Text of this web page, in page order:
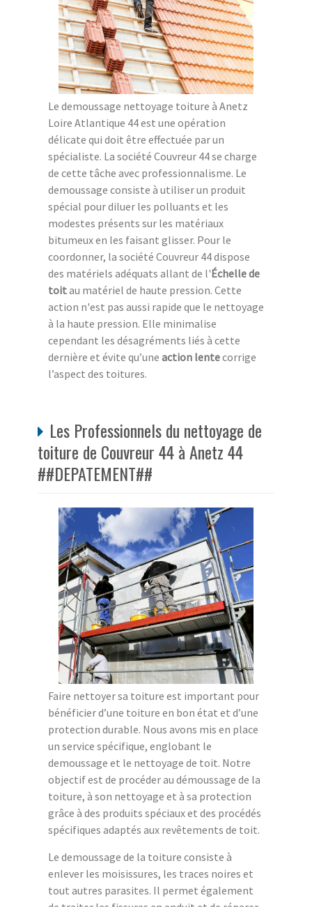
Le demoussage nettoyage toiture à Anetz
Loire Atlantique 44 est une opération
délicate qui doit être effectuée par un
spécialiste. La société Couvreur 44 se charge
de cette tâche avec professionnalisme. Le
demoussage consiste à utiliser un produit
spécial pour diluer les polluants et les
modestes présents sur les matériaux
bitumeux en les faisant glisser. Pour le
coordonner, la société Couvreur 44 dispose
des matériels adéquats allant de l'Échelle de
toitau matériel de haute pression. Cette
action n'est pas aussi rapide que le nettoyage
à la haute pression. Elle minimalise
cependant les désagréments liés à cette
dernière et évite qu’une action lentecorrige
l’aspect des toitures.
Les Professionnels du nettoyage de
toiture de Couvreur 44 à Anetz 44
##DEPATEMENT##
Faire nettoyer sa toiture est important pour
bénéficier d’une toiture en bon état et d’une
protection durable. Nous avons mis en place
un service spécifique, englobant le
demoussage et le nettoyage de toit. Notre
objectif est de procéder au démoussage de la
toiture, à son nettoyage et à sa protection
grâce à des produits spéciaux et des procédés
spécifiques adaptés aux revêtements de toit.
Le demoussage de la toiture consiste à
enlever les moisissures, les traces noires et
tout autres parasites. Il permet également